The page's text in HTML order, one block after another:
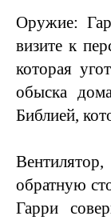
Оружие:
визите к
которая
обыска
Библией,
обратную
Гарри